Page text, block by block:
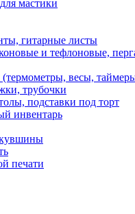
мастики
гитарные листы
и тефлоновые,
весы,
трубочки
подставки под торт
инвентарь
печати